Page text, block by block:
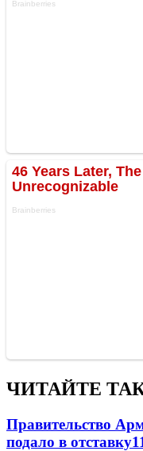
ЧИТАЙТЕ
Правительство
подало в отставку